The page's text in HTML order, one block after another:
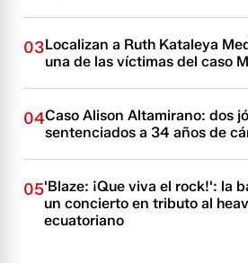
03Localizan a Ruth Kataleya
una de las víctimas del caso
04Caso Alison Altamirano: dos
sentenciados a 34 años de
05'Blaze: ¡Que viva el rock!': la
un concierto en tributo al
ecuatoriano